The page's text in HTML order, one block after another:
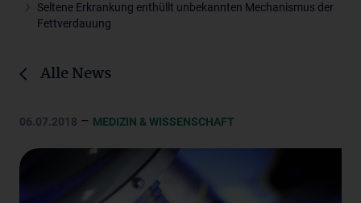
Seltene Erkrankung enthüllt unbekannten Mechanismus der
Fettverdauung
Alle News
06.07.2018 – MEDIZIN & WISSENSCHAFT